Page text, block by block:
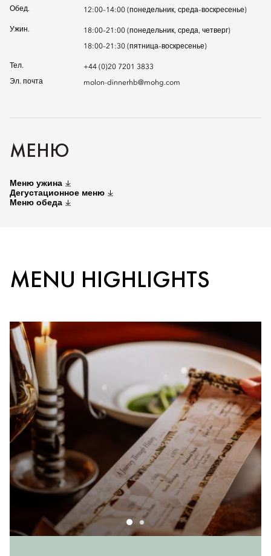
Обед. 12:00–14:00 (понедельник, среда–воскресенье)
Ужин. 18:00–21:00 (понедельник, среда, четверг)
18:00–21:30 (пятница–воскресенье)
Тел.
+44 (0)20 7201 3833
Эл. почта
molon-dinnerhb@mohg.com
МЕНЮ
Меню ужина
Дегустационное меню
Меню обеда
MENU HIGHLIGHTS